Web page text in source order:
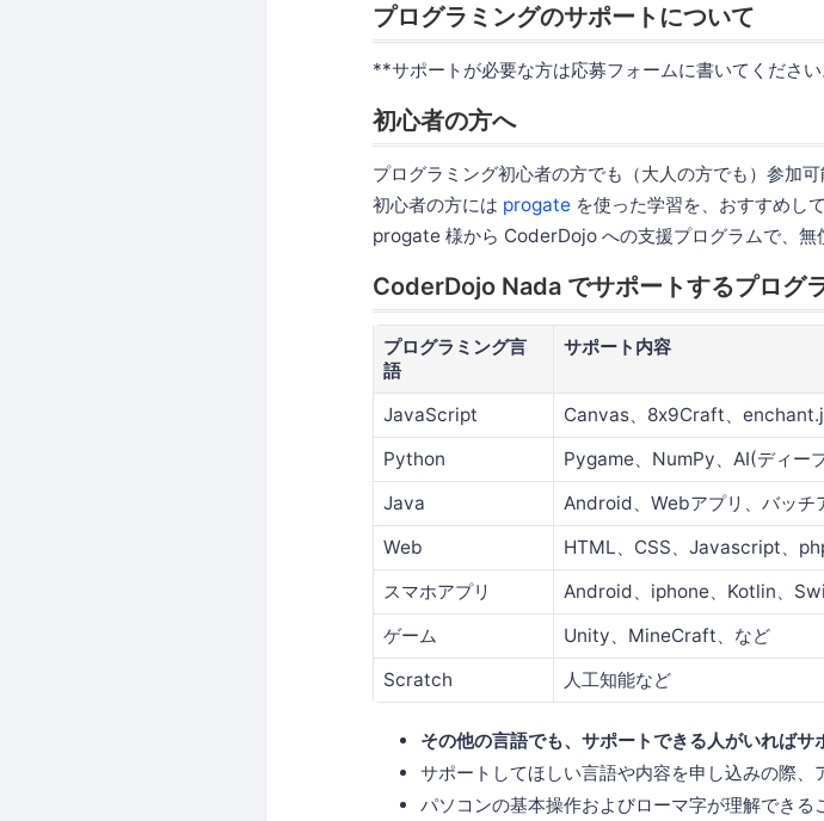
プログラミングのサポートについて
**サポートが必要な方は応募フォームに書いてください
初心者の方へ
プログラミング初心者の方でも（大人の方でも）参加可
初心者の方には progate を使った学習を、おすすめして
progate 様から CoderDojo への支援プログラムで、無
CoderDojo Nada でサポートするプログ
プログラミング言
語
サポート内容
JavaScript
Canvas、8x9Craft、
Python
Pygame、NumPy、AI(ディー
Java
Android、Webアプリ、バッチ
Web
HTML、CSS、Javascript、
スマホアプリ
Android、iphone、Kotlin、
ゲーム
Unity、MineCraft、など
Scratch
人工知能など
その他の言語でも、サポートできる人がいればサ
サポートしてほしい言語や内容を申し込みの際、
パソコンの基本操作およびローマ字が理解できる